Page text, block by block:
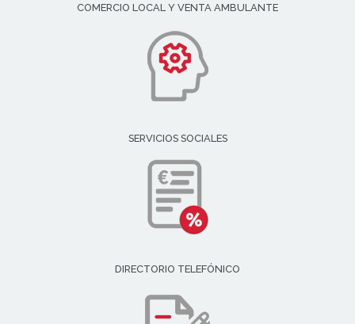
COMERCIO LOCAL Y VENTA AMBULANTE
SERVICIOS SOCIALES
DIRECTORIO TELEFÓNICO